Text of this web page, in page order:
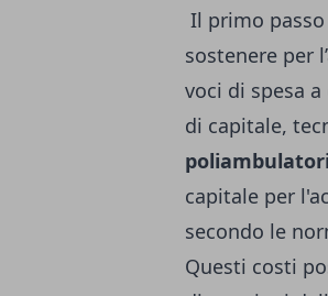
Il primo
sostenere per
voci di spesa
di capitale,
capitale per
secondo le
Questi costi